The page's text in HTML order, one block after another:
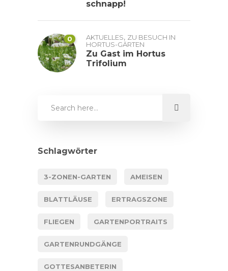
schnapp!
0 AKTUELLES, ZU BESUCH IN
HORTUS-GÄRTEN
Zu Gast im Hortus
Trifolium
Schlagwörter
3-ZONEN-GARTEN AMEISEN
BLATTLÄUSE ERTRAGSZONE
FLIEGEN GARTENPORTRAITS
GARTENRUNDGÄNGE
GOTTESANBETERIN